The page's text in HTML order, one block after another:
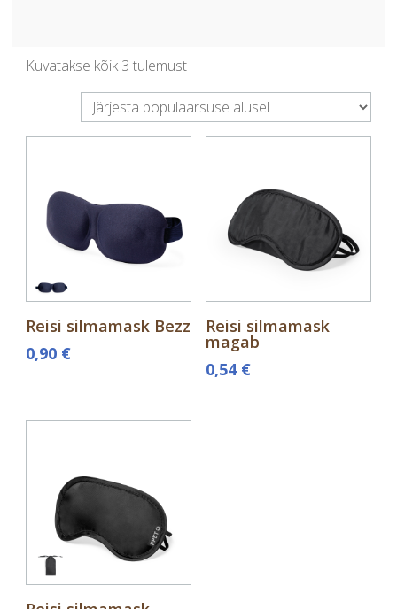
Kuvatakse kõik 3 tulemustSorteeritud
populaarsuse
järgi
Reisi silmamask Bezz
0,90 €
Reisi silmamask
magab
0,54 €